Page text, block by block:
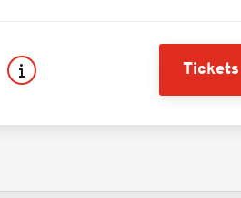
Tickets